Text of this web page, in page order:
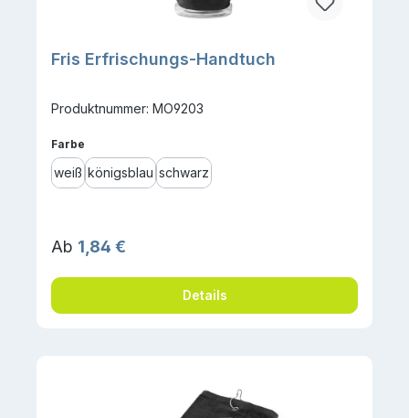
Fris Erfrischungs-Handtuch
Produktnummer: MO9203
Farbe
weiß königsblau schwarz
Regulärer Preis:
Ab 1,84 €
Details